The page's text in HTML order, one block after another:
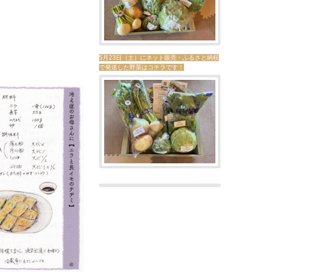
5月23日（土）にネット販売・ふるさと納税
で発送した野菜はコチラです！